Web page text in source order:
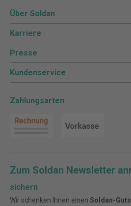
Über Soldan
Karriere
Presse
Kundenservice
Zahlungsarten
Zum Soldan Newsletter
sichern
Wir schenken Ihnen einen Soldan-